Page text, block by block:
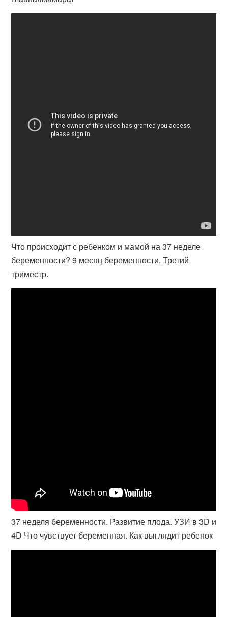
Что происходит с ребенком и мамой на 37 неделе
беременности? 9 месяц беременности. Третий
триместр.
37 неделя беременности. Развитие плода. УЗИ в 3D и
4D Что чувствует беременная. Как выглядит ребенок